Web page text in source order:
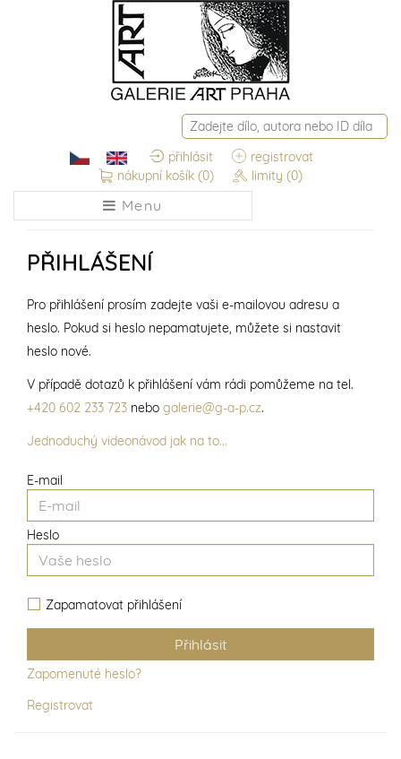
přihlásit
registrovat
nákupní košík (0) limity (0)
Menu
PŘIHLÁŠENÍ
E-mail
Heslo
Zapamatovat přihlášení
Zapomenuté heslo?
Registrovat
Pro přihlášení prosím zadejte vaši e-mailovou adresu a
heslo. Pokud si heslo nepamatujete, můžete si nastavit
heslo nové.
V případě dotazů k přihlášení vám rádi pomůžeme na tel.
+420 602 233 723 nebo galerie@g-a-p.cz.
Jednoduchý videonávod jak na to...